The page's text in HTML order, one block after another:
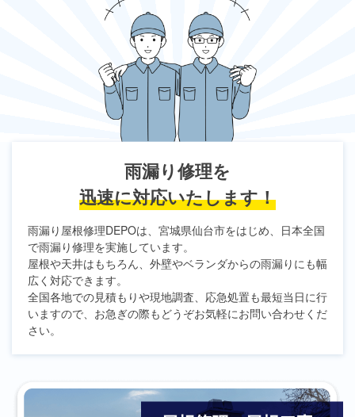
雨漏り修理を
迅速に対応いたします！
雨漏り屋根修理DEPOは、宮城県仙台市をはじめ、日本全国
で雨漏り修理を実施しています。
屋根や天井はもちろん、外壁やベランダからの雨漏りにも幅
広く対応できます。
全国各地での見積もりや現地調査、応急処置も最短当日に行
いますので、お急ぎの際もどうぞお気軽にお問い合わせくだ
さい。